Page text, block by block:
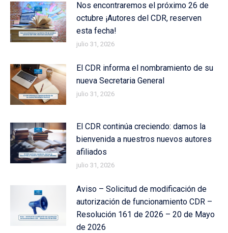
Nos encontraremos el próximo 26 de
octubre ¡Autores del CDR, reserven
esta fecha!
julio 31, 2026
El CDR informa el nombramiento de su
nueva Secretaria General
julio 31, 2026
El CDR continúa creciendo: damos la
bienvenida a nuestros nuevos autores
afiliados
julio 31, 2026
Aviso – Solicitud de modificación de
autorización de funcionamiento CDR –
Resolución 161 de 2026 – 20 de Mayo
de 2026